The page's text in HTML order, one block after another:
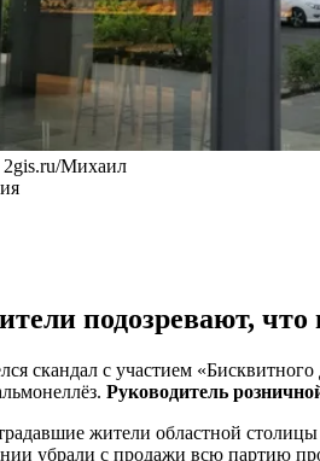
Михаил
подозревают, что
скандал с участием
Руководитель
жители областной
убрали с продажи всю партию